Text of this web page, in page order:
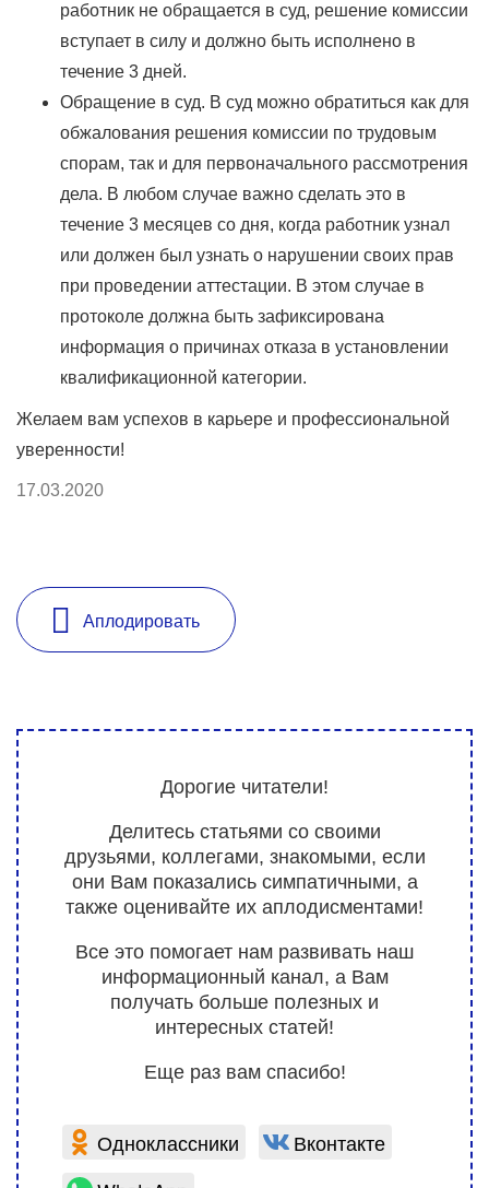
работник не обращается в суд, решение комиссии
вступает в силу и должно быть исполнено в
течение 3 дней.
Обращение в суд. В суд можно обратиться как для
обжалования решения комиссии по трудовым
спорам, так и для первоначального рассмотрения
дела. В любом случае важно сделать это в
течение 3 месяцев со дня, когда работник узнал
или должен был узнать о нарушении своих прав
при проведении аттестации. В этом случае в
протоколе должна быть зафиксирована
информация о причинах отказа в установлении
квалификационной категории.
Желаем вам успехов в карьере и профессиональной
уверенности!
17.03.2020
Аплодировать
Дорогие читатели!
Делитесь статьями со своими
друзьями, коллегами, знакомыми, если
они Вам показались симпатичными, а
также оценивайте их аплодисментами!
Все это помогает нам развивать наш
информационный канал, а Вам
получать больше полезных и
интересных статей!
Еще раз вам спасибо!
Одноклассники
Вконтакте